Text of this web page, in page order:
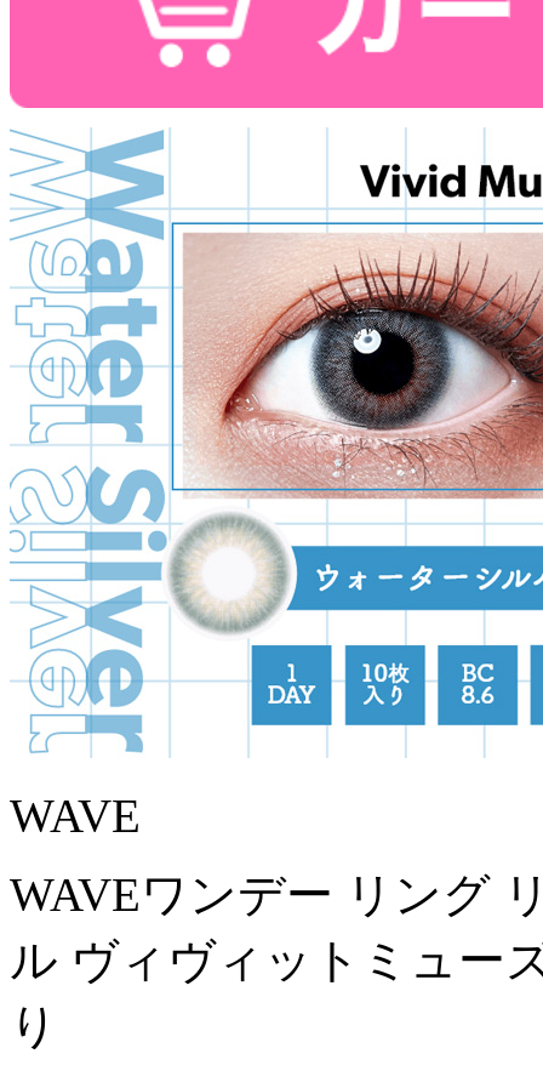
WAVE
WAVEワンデー リング
ル ヴィヴィットミュー
り